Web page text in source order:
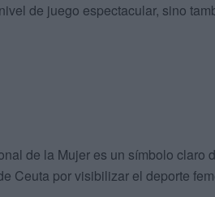
de juego espectacular, sino
de la Mujer es un símbolo claro
Ceuta por visibilizar el deporte